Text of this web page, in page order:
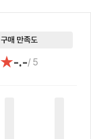
구매 만족도
★-.-/ 5